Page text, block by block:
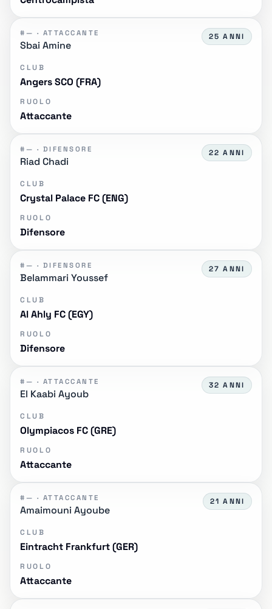
#— · ATTACCANTE
Sbai Amine
25 ANNI
CLUB
Angers SCO (FRA)
RUOLO
Attaccante
#— · DIFENSORE
Riad Chadi
22 ANNI
CLUB
Crystal Palace FC (ENG)
RUOLO
Difensore
#— · DIFENSORE
Belammari Youssef
27 ANNI
CLUB
Al Ahly FC (EGY)
RUOLO
Difensore
#— · ATTACCANTE
El Kaabi Ayoub
32 ANNI
CLUB
Olympiacos FC (GRE)
RUOLO
Attaccante
#— · ATTACCANTE
Amaimouni Ayoube
21 ANNI
CLUB
Eintracht Frankfurt (GER)
RUOLO
Attaccante